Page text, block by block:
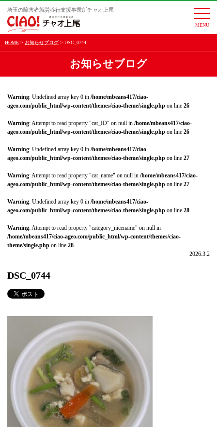
埼玉の障害者就労移行支援事業所チャオ上尾
HOME お知らせブログ DSC_0744
お知らせブログ
Warning: Undefined array key 0 in /home/mbeans417/ciao-
ageo.com/public_html/wp-content/themes/ciao-theme/single.php on line 26
Warning: Attempt to read property "cat_ID" on null in /home/mbeans417/ciao-
ageo.com/public_html/wp-content/themes/ciao-theme/single.php on line 26
Warning: Undefined array key 0 in /home/mbeans417/ciao-
ageo.com/public_html/wp-content/themes/ciao-theme/single.php on line 27
Warning: Attempt to read property "cat_name" on null in /home/mbeans417/ciao-
ageo.com/public_html/wp-content/themes/ciao-theme/single.php on line 27
Warning: Undefined array key 0 in /home/mbeans417/ciao-
ageo.com/public_html/wp-content/themes/ciao-theme/single.php on line 28
Warning: Attempt to read property "category_nicename" on null in
/home/mbeans417/ciao-ageo.com/public_html/wp-content/themes/ciao-
theme/single.php on line 28
2026.3.2
DSC_0744